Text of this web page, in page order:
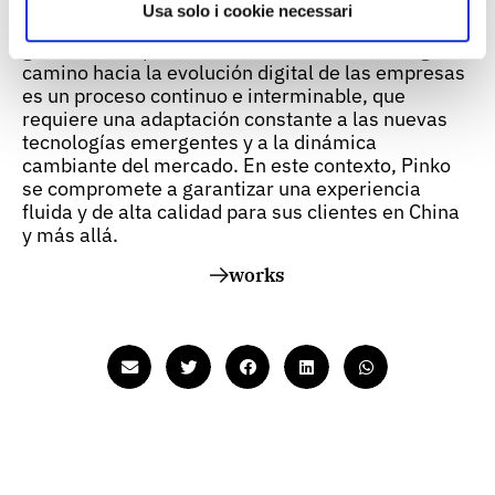
Usa solo i cookie necessari
porcentuales de dos dígitos de los costes de
gestión de TI para Pinko en China. Sin embargo, el
camino hacia la evolución digital de las empresas
es un proceso continuo e interminable, que
requiere una adaptación constante a las nuevas
tecnologías emergentes y a la dinámica
cambiante del mercado. En este contexto, Pinko
se compromete a garantizar una experiencia
fluida y de alta calidad para sus clientes en China
y más allá.
works